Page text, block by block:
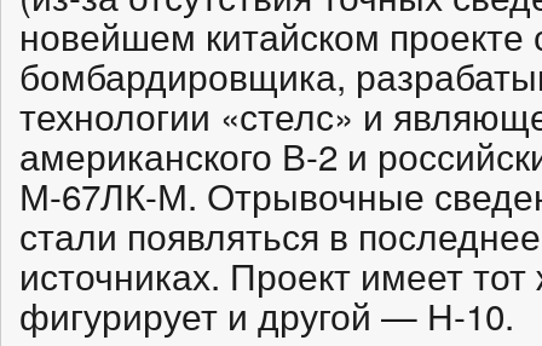
новейшем китайском проекте
бомбардировщика,
технологии «стелс» и
американского В-2 и
М-67ЛК-М. Отрывочные
стали появляться в
источниках. Проект имеет
фигурирует и другой — Н-10.